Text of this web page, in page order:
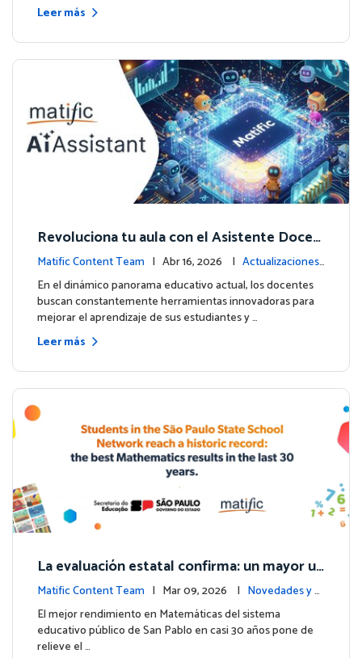
Leer más
Revoluciona tu aula con el Asistente Docen
te impulsado por IA de Matific
Matific Content Team | Abr 16, 2026 | Actualizaciones
de la plataforma
En el dinámico panorama educativo actual, los docentes
buscan constantemente herramientas innovadoras para
mejorar el aprendizaje de sus estudiantes y …
Leer más
La evaluación estatal confirma: un mayor us
o de Matific se asocia con mejores resultad
os en matemáticas
Matific Content Team | Mar 09, 2026 | Novedades y e
ventos
El mejor rendimiento en Matemáticas del sistema
educativo público de San Pablo en casi 30 años pone de
relieve el …